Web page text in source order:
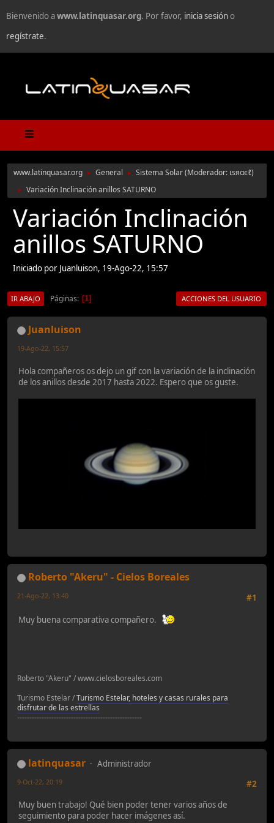
Bienvenido awww.latinquasar.org. Por favor, inicia sesióno
regístrate.
www.latinquasar.org ► General ► Sistema Solar(Moderador: ιѕяαєℓ)
► Variación Inclinación anillos SATURNO
Variación Inclinación
anillos SATURNO
Iniciado por Juanluison, 19-Ago-22, 15:57
IR ABAJO Páginas 1 ACCIONES DEL USUARIO
Juanluison
19-Ago-22, 15:57
Hola compañeros os dejo un gif con la variación de la inclinación
de los anillos desde 2017 hasta 2022. Espero que os guste.
Roberto "Akeru" - Cielos Boreales
#1
21-Ago-22, 13:40
Muy buena comparativa compañero.
Roberto "Akeru" / www.cielosboreales.com
Turismo Estelar /Turismo Estelar, hoteles y casas rurales para
disfrutar de las estrellas
---------------------------------------------------
latinquasar
Administrador
#2
9-Oct-22, 20:19
Muy buen trabajo! Qué bien poder tener varios años de
seguimiento para poder hacer imágenes así.